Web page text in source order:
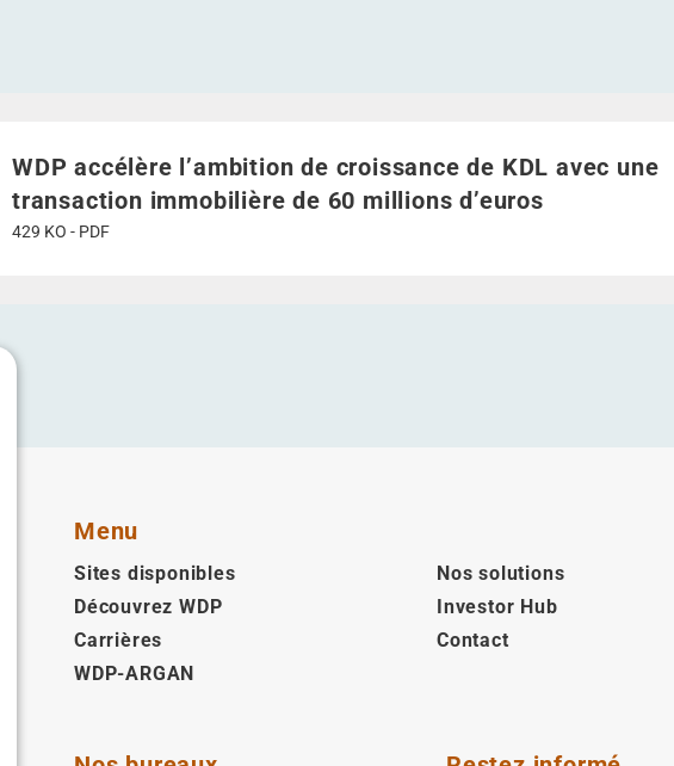
WDP accélère l’ambition de croissance de KDL avec une
transaction immobilière de 60 millions d’euros
429 KO - PDF
Menu
Sites disponibles
Nos solutions
Découvrez WDP
Investor Hub
Carrières
Contact
WDP-ARGAN